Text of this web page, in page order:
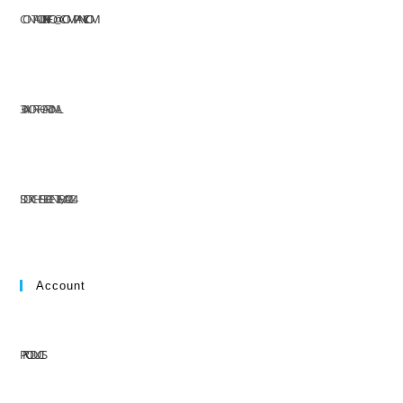
CONTACT US AT:INFO@COMPANY.COM
304 NORTH CARDINAL
ST. DORCHESTER CENTER, MA 02124
Account
PRODUCTS